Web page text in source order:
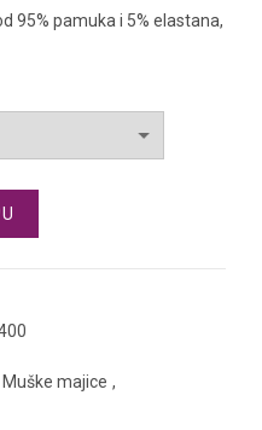
95% pamuka i 5% elastana,
Muške majice ,